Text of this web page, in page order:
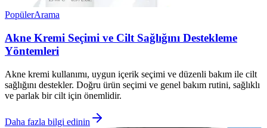
PopülerArama
Akne Kremi Seçimi ve Cilt Sağlığını Destekleme
Yöntemleri
Akne kremi kullanımı, uygun içerik seçimi ve düzenli bakım ile cilt
sağlığını destekler. Doğru ürün seçimi ve genel bakım rutini, sağlıklı
ve parlak bir cilt için önemlidir.
Daha fazla bilgi edinin